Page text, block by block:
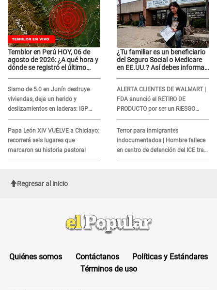
Temblor en Perú HOY, 06 de
agosto de 2026: ¿A qué hora y
dónde se registró el último
Sismo de 5.0 en Junín destruye
viviendas, deja un herido y
deslizamientos en laderas: IGP
alerta sobre posibles réplicas
Papa León XIV VUELVE a Chiclayo:
recorrerá seis lugares que
marcaron su historia pastoral
¿Tu familiar es un beneficiario
del Seguro Social o Medicare
en EE.UU.? Así debes informar
ALERTA CLIENTES DE WALMART |
FDA anunció el RETIRO DE
PRODUCTO por ser un RIESGO
MORTAL para consumidores: ¿Cuál
es?
Terror para inmigrantes
indocumentados | Hombre fallece
en centro de detención del ICE tras
sufrir una "emergencia médica"
Regresar al inicio
Quiénes somos Contáctanos
Políticas y Estándares
Términos de uso